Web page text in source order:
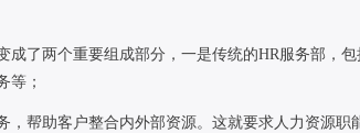
成了两个重要组成部分，一是传统的HR服务部，
等；
，帮助客户整合内外部资源。这就要求人力资源职